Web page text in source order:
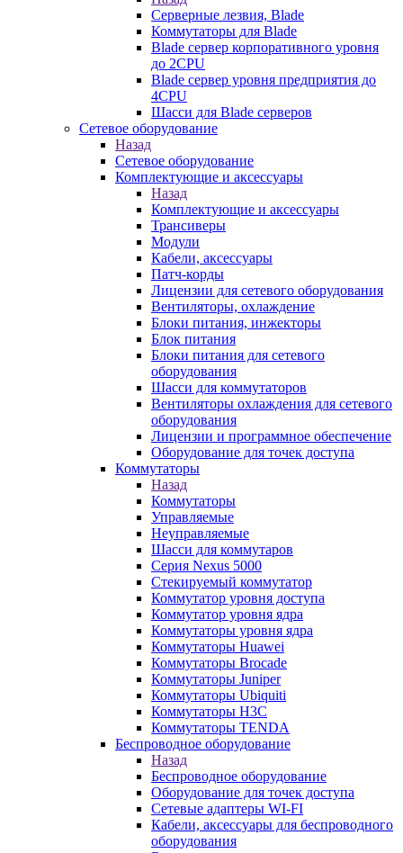
Серверные лезвия, Blade
Коммутаторы для Blade
Blade сервер корпоративного уровня
до 2CPU
Blade сервер уровня предприятия до
4CPU
Шасси для Blade серверов
Сетевое оборудование
Назад
Сетевое оборудование
Комплектующие и аксессуары
Назад
Комплектующие и аксессуары
Трансиверы
Модули
Кабели, аксессуары
Патч-корды
Лицензии для сетевого оборудования
Вентиляторы, охлаждение
Блоки питания, инжекторы
Блок питания
Блоки питания для сетевого
оборудования
Шасси для коммутаторов
Вентиляторы охлаждения для сетевого
оборудования
Лицензии и программное обеспечение
Оборудование для точек доступа
Коммутаторы
Назад
Коммутаторы
Управляемые
Неуправляемые
Шасси для коммутаров
Серия Nexus 5000
Стекируемый коммутатор
Коммутатор уровня доступа
Коммутатор уровня ядра
Коммутаторы уровня ядра
Коммутаторы Huawei
Коммутаторы Brocade
Коммутаторы Juniper
Коммутаторы Ubiquiti
Коммутаторы H3C
Коммутаторы TENDA
Беспроводное оборудование
Назад
Беспроводное оборудование
Оборудование для точек доступа
Сетевые адаптеры WI-FI
Кабели, аксессуары для беспроводного
оборудования